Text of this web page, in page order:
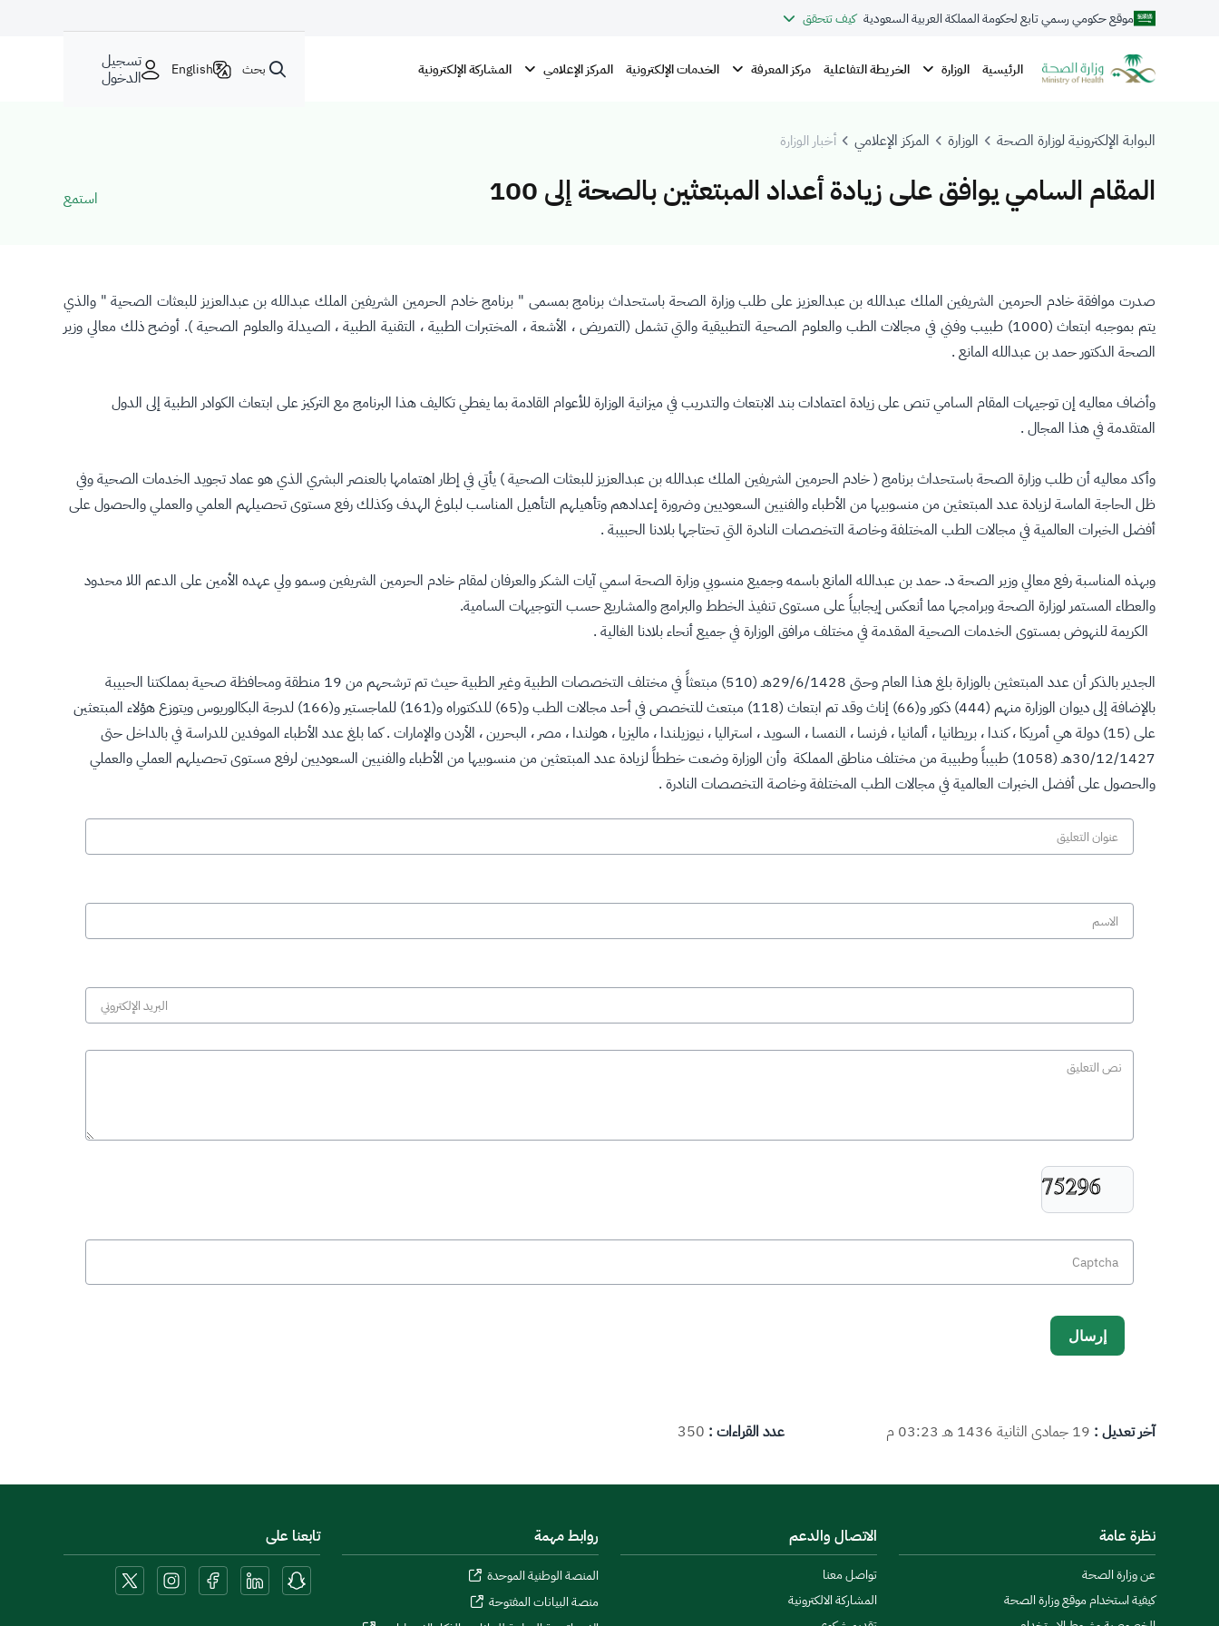
موقع حكومي رسمي تابع لحكومة المملكة العربية السعودية كيف تتحقق
الرئيسية الوزارة الخريطة التفاعلية مركز المعرفة الخدمات الإلكترونية المركز الإعلامي المشاركة الإلكترونية بحث English تسجيل
الدخول
البوابة الإلكترونية لوزارة الصحة الوزارة المركز الإعلامي أخبار الوزارة
المقام السامي يوافق على زيادة أعداد المبتعثين بالصحة إلى 100 استمع
صدرت موافقة خادم الحرمين الشريفين الملك عبدالله بن عبدالعزيز على طلب وزارة الصحة باستحداث برنامج بمسمى " برنامج خادم الحرمين الشريفين الملك عبدالله بن عبدالعزيز للبعثات الصحية " والذي
يتم بموجبه ابتعاث (1000) طبيب وفني في مجالات الطب والعلوم الصحية التطبيقية والتي تشمل (التمريض ، الأشعة ، المختبرات الطبية ، التقنية الطبية ، الصيدلة والعلوم الصحية ). أوضح ذلك معالي وزير
الصحة الدكتور حمد بن عبدالله المانع .
وأضاف معاليه إن توجيهات المقام السامي تنص على زيادة اعتمادات بند الابتعاث والتدريب في ميزانية الوزارة للأعوام القادمة بما يغطي تكاليف هذا البرنامج مع التركيز على ابتعاث الكوادر الطبية إلى الدول
المتقدمة في هذا المجال .
وأكد معاليه أن طلب وزارة الصحة باستحداث برنامج ( خادم الحرمين الشريفين الملك عبدالله بن عبدالعزيز للبعثات الصحية ) يأتي في إطار اهتمامها بالعنصر البشري الذي هو عماد تجويد الخدمات الصحية وفي
ظل الحاجة الماسة لزيادة عدد المبتعثين من منسوبيها من الأطباء والفنيين السعوديين وضرورة إعدادهم وتأهيلهم التأهيل المناسب لبلوغ الهدف وكذلك رفع مستوى تحصيلهم العلمي والعملي والحصول على
أفضل الخبرات العالمية في مجالات الطب المختلفة وخاصة التخصصات النادرة التي تحتاجها بلادنا الحبيبة .
وبهذه المناسبة رفع معالي وزير الصحة د. حمد بن عبدالله المانع باسمه وجميع منسوبي وزارة الصحة اسمي آيات الشكر والعرفان لمقام خادم الحرمين الشريفين وسمو ولي عهده الأمين على الدعم اللا محدود
والعطاء المستمر لوزارة الصحة وبرامجها مما أنعكس إيجابياً على مستوى تنفيذ الخطط والبرامج والمشاريع حسب التوجيهات السامية.
الكريمة للنهوض بمستوى الخدمات الصحية المقدمة في مختلف مرافق الوزارة في جميع أنحاء بلادنا الغالية .
الجدير بالذكر أن عدد المبتعثين بالوزارة بلغ هذا العام وحتى 29/6/1428هـ (510) مبتعثاً في مختلف التخصصات الطبية وغير الطبية حيث تم ترشحهم من 19 منطقة ومحافظة صحية بمملكتنا الحبيبة
بالإضافة إلى ديوان الوزارة منهم (444) ذكور و(66) إناث وقد تم ابتعاث (118) مبتعث للتخصص في أحد مجالات الطب و(65) للدكتوراه و(161) للماجستير و(166) لدرجة البكالوريوس ويتوزع هؤلاء المبتعثين
على (15) دولة هي أمريكا ، كندا ، بريطانيا ، ألمانيا ، فرنسا ، النمسا ، السويد ، استراليا ، نيوزيلندا ، ماليزيا ، هولندا ، مصر ، البحرين ، الأردن والإمارات . كما بلغ عدد الأطباء الموفدين للدراسة في بالداخل حتى
30/12/1427هـ (1058) طبيباً وطبيبة من مختلف مناطق المملكة وأن الوزارة وضعت خططاً لزيادة عدد المبتعثين من منسوبيها من الأطباء والفنيين السعوديين لرفع مستوى تحصيلهم العملي والعملي
والحصول على أفضل الخبرات العالمية في مجالات الطب المختلفة وخاصة التخصصات النادرة .
آخر تعديل : 19 جمادى الثانية 1436 هـ 03:23 م عدد القراءات : 350
نظرة عامة
عن وزارة الصحة
كيفية استخدام موقع وزارة الصحة
الاتصال والدعم
تواصل معنا
المشاركة الالكترونية
روابط مهمة
المنصة الوطنية الموحدة
منصة البيانات المفتوحة
تابعنا على